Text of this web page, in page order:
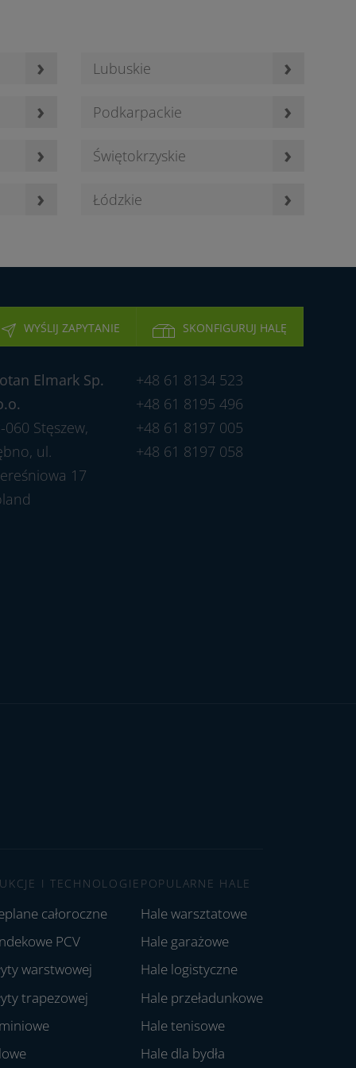
› Lubuskie ›
› Podkarpackie ›
› Świętokrzyskie ›
› Łódzkie ›
WYŚLIJ ZAPYTANIE SKONFIGURUJ HALĘ
Elmark Sp.
060 Stęszew,
ul.
17
+48 61 8134 523
+48 61 8195 496
+48 61 8197 005
+48 61 8197 058
I TECHNOLOGIE
całoroczne
PCV
warstwowej
trapezowej
POPULARNE HALE
Hale warsztatowe
Hale garażowe
Hale logistyczne
Hale przeładunkowe
Hale tenisowe
Hale dla bydła